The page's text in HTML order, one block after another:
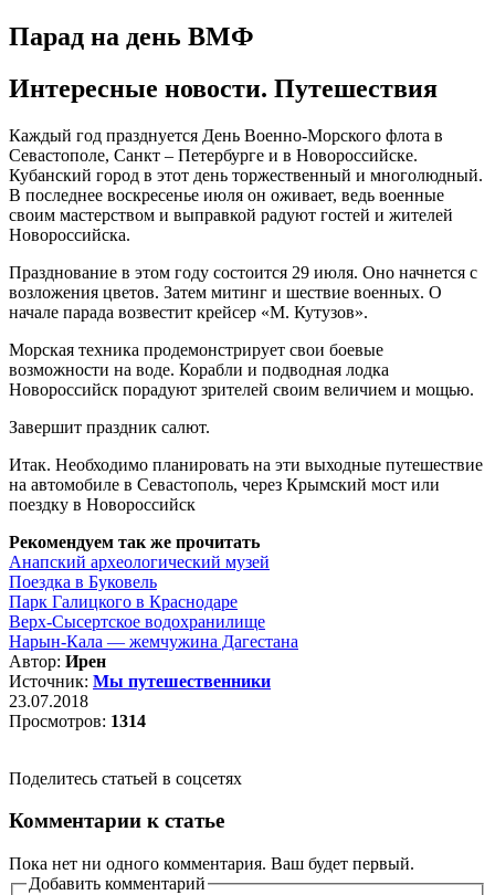
Парад на день ВМФ
Интересные новости. Путешествия
Каждый год празднуется День Военно-Морского флота в
Севастополе, Санкт – Петербурге и в Новороссийске.
Кубанский город в этот день торжественный и многолюдный.
В последнее воскресенье июля он оживает, ведь военные
своим мастерством и выправкой радуют гостей и жителей
Новороссийска.
Празднование в этом году состоится 29 июля. Оно начнется с
возложения цветов. Затем митинг и шествие военных. О
начале парада возвестит крейсер «М. Кутузов».
Морская техника продемонстрирует свои боевые
возможности на воде. Корабли и подводная лодка
Новороссийск порадуют зрителей своим величием и мощью.
Завершит праздник салют.
Итак. Необходимо планировать на эти выходные путешествие
на автомобиле в Севастополь, через Крымский мост или
поездку в Новороссийск
Рекомендуем так же прочитать
Анапский археологический музей
Поездка в Буковель
Парк Галицкого в Краснодаре
Верх-Сысертское водохранилище
Нарын-Кала — жемчужина Дагестана
Автор: Ирен
Источник: Мы путешественники
23.07.2018
Просмотров: 1314
Поделитесь статьей в соцсетях
Комментарии к статье
Пока нет ни одного комментария. Ваш будет первый.
Добавить комментарий